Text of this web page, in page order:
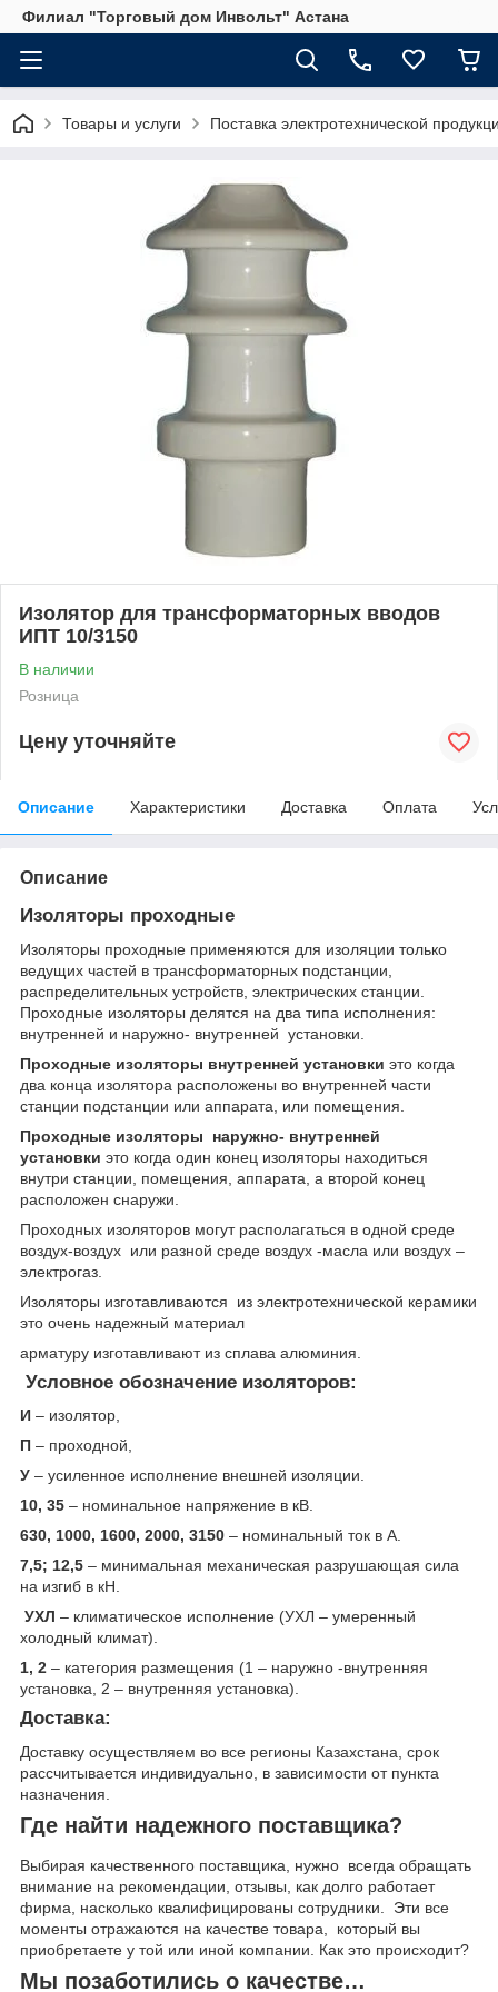
Филиал "Торговый дом Инвольт" Астана
Товары и услуги Поставка электротехнической
Изолятор для трансформаторных вводов
ИПТ 10/3150
В наличии
Розница
Цену уточняйте
Описание Характеристики Доставка Оплата
Описание
Изоляторы проходные
Изоляторы проходные применяются для изоляции только
ведущих частей в трансформаторных подстанции,
распределительных устройств, электрических станции.
Проходные изоляторы делятся на два типа исполнения:
внутренней и наружно- внутренней установки.
Проходные изоляторы внутренней установки это когда
два конца изолятора расположены во внутренней части
станции подстанции или аппарата, или помещения.
Проходные изоляторы наружно- внутренней
установки это когда один конец изоляторы находиться
внутри станции, помещения, аппарата, а второй конец
расположен снаружи.
Проходных изоляторов могут располагаться в одной среде
воздух-воздух или разной среде воздух -масла или воздух –
электрогаз.
Изоляторы изготавливаются из электротехнической керамики
это очень надежный материал
арматуру изготавливают из сплава алюминия.
Условное обозначение изоляторов:
И – изолятор,
П – проходной,
У – усиленное исполнение внешней изоляции.
10, 35 – номинальное напряжение в кВ.
630, 1000, 1600, 2000, 3150 – номинальный ток в А.
7,5; 12,5 – минимальная механическая разрушающая сила
на изгиб в кН.
УХЛ – климатическое исполнение (УХЛ – умеренный
холодный климат).
1, 2 – категория размещения (1 – наружно -внутренняя
установка, 2 – внутренняя установка).
Доставка:
Доставку осуществляем во все регионы Казахстана, срок
рассчитывается индивидуально, в зависимости от пункта
назначения.
Где найти надежного поставщика?
Выбирая качественного поставщика, нужно всегда обращать
внимание на рекомендации, отзывы, как долго работает
фирма, насколько квалифицированы сотрудники. Эти все
моменты отражаются на качестве товара, который вы
приобретаете у той или иной компании. Как это происходит?
Мы позаботились о качестве…